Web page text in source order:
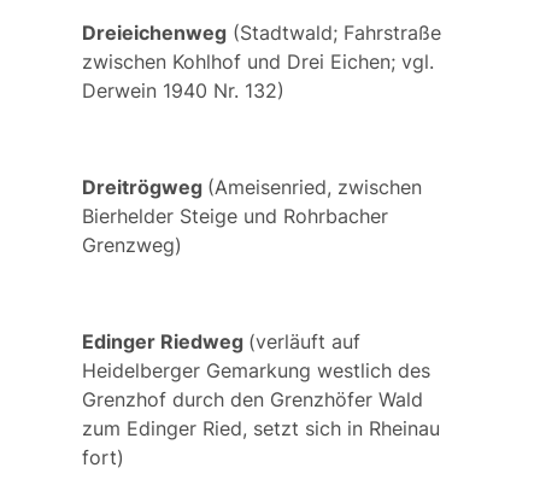
Dreieichenweg(Stadtwald; Fahrstraße
zwischen Kohlhof und Drei Eichen; vgl.
Derwein 1940 Nr. 132)
Dreitrögweg (Ameisenried, zwischen
Bierhelder Steige und Rohrbacher
Grenzweg)
Edinger Riedweg (verläuft auf
Heidelberger Gemarkung westlich des
Grenzhof durch den Grenzhöfer Wald
zum Edinger Ried, setzt sich in Rheinau
fort)